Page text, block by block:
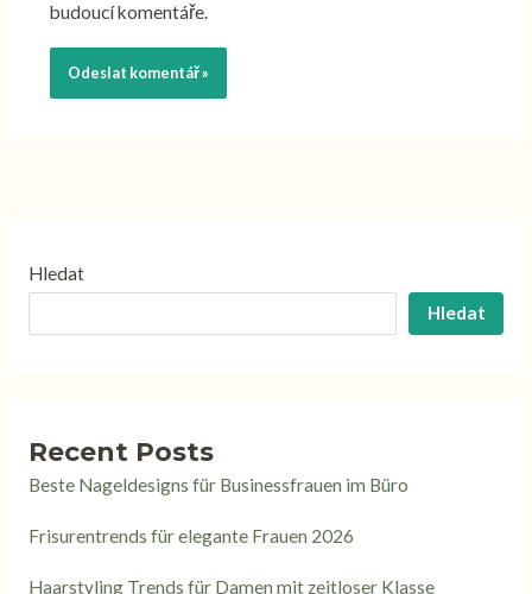
budoucí komentáře.
Hledat
Hledat
Recent Posts
Beste Nageldesigns für Businessfrauen im Büro
Frisurentrends für elegante Frauen 2026
Haarstyling Trends für Damen mit zeitloser Klasse